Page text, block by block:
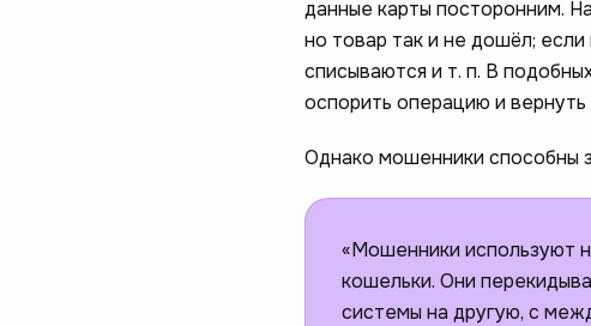
данные карты посторонним.
но товар так и не дошёл; если
списываются и т. п. В
оспорить операцию и вернуть
Однако мошенники способны
«Мошенники используют
кошельки. Они
системы на другую, с